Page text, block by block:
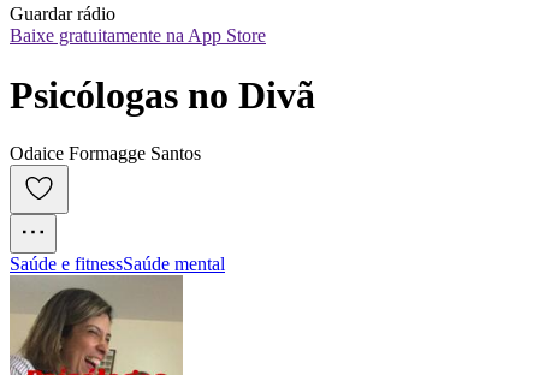
Guardar rádio
Baixe gratuitamente na App Store
Psicólogas no Divã
Odaice Formagge Santos
Saúde e fitnessSaúde mental